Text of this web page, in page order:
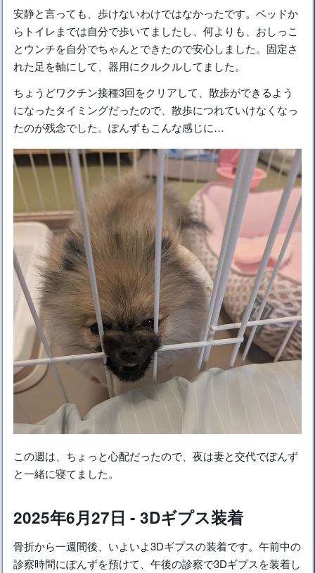
安静と言っても、歩けないわけではなかったです。ベッドか
らトイレまでは自分で歩いてましたし、何よりも、おしっこ
とウンチを自分でちゃんとできたので安心しました。固定さ
れた足を軸にして、器用にクルクルしてました。
ちょうどワクチン接種3回をクリアして、散歩ができるよう
になったタイミングだったので、散歩につれていけなくなっ
たのが残念でした。ぽんずもこんな感じに…
この週は、ちょっと心配だったので、夜は妻と交代でぽんず
と一緒に寝てました。
2025年6月27日 - 3Dギプス装着
骨折から一週間後、いよいよ3Dギプスの装着です。午前中の
診察時間にぽんずを預けて、午後の診察で3Dギプスを装着し